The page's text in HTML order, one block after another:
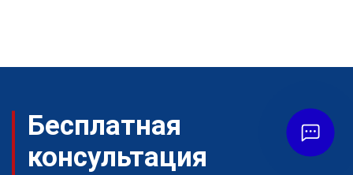
Бесплатная
консультация